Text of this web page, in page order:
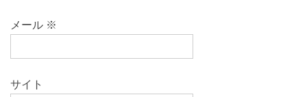
メール ※
サイト